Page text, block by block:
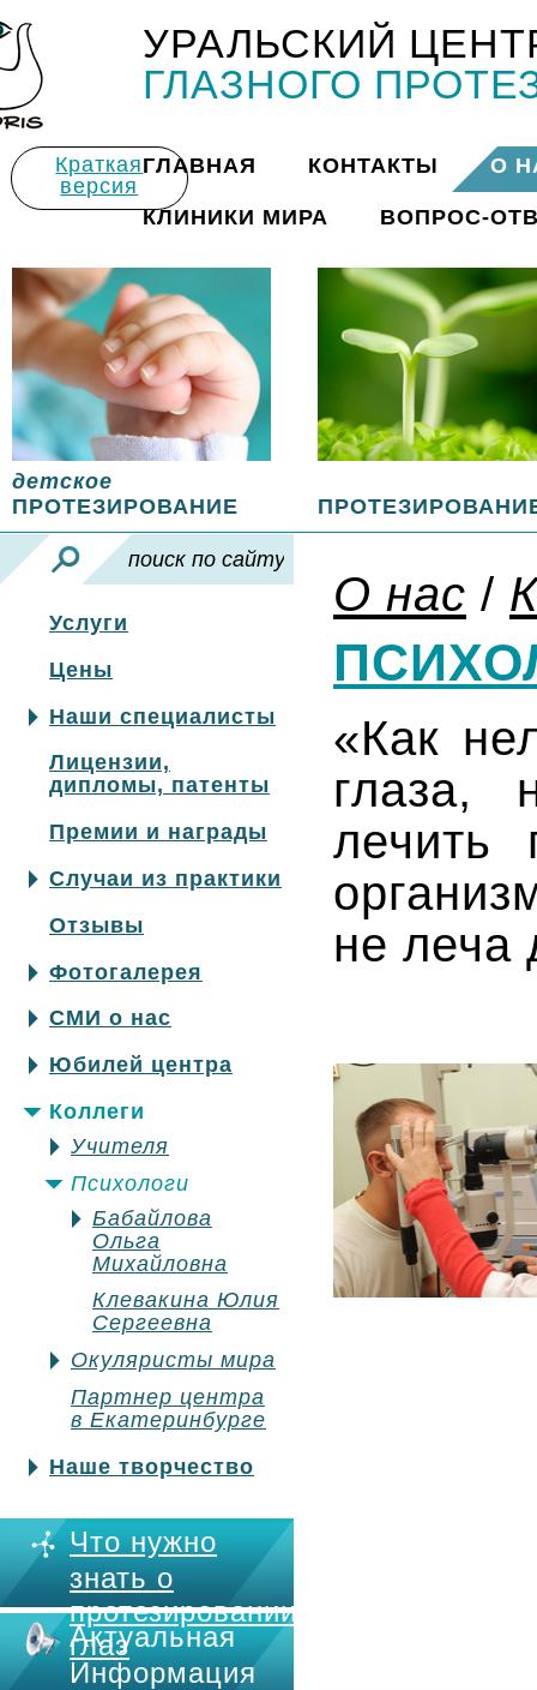
УРАЛЬСКИЙ
ГЛАЗНОГО
Краткая
версия
ГЛАВНАЯ КОНТАКТЫ О
КЛИНИКИ МИРА ВОПРОС-
детское
ПРОТЕЗИРОВАНИЕ
Услуги
Цены
Наши специалисты
Лицензии,
дипломы, патенты
Премии и награды
Случаи из практики
Отзывы
Фотогалерея
СМИ о нас
Юбилей центра
Коллеги
Учителя
Психологи
Бабайлова
Ольга
Михайловна
Клевакина Юлия
Сергеевна
Окуляристы мира
Партнер центра
в Екатеринбурге
Наше творчество
Что нужно
знать о
протезировании
глаз
Актуальная
Информация
О нас /
«Как
глаза,
лечить
не леча